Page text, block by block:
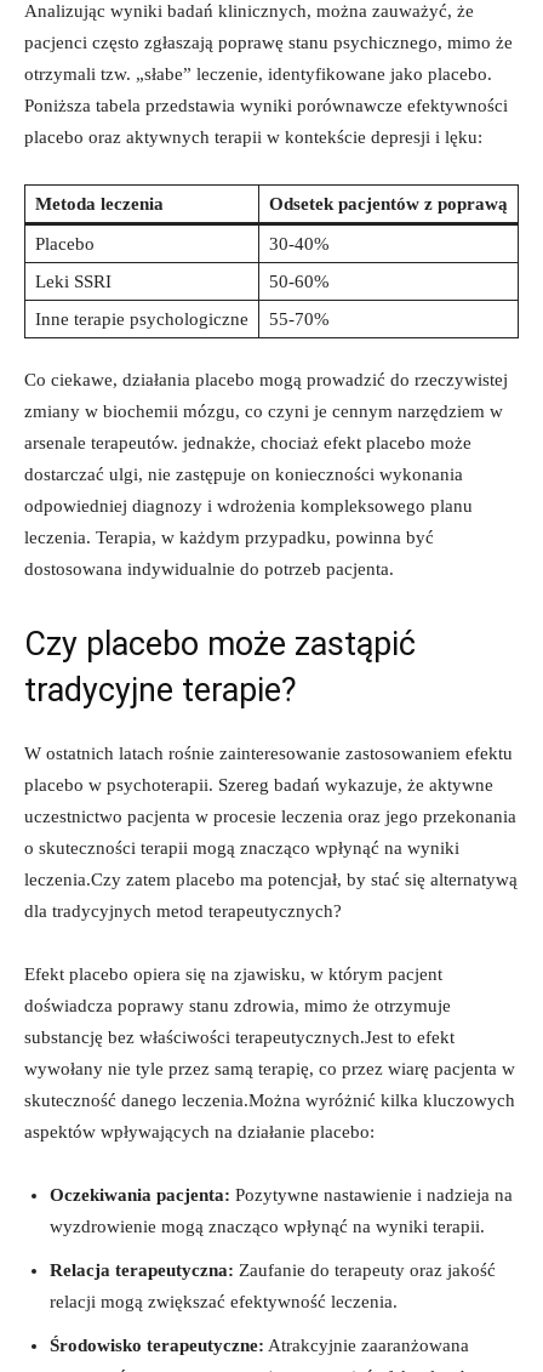
Analizując wyniki badań klinicznych, można zauważyć, że
pacjenci często zgłaszają poprawę stanu psychicznego, mimo że
otrzymali tzw. „słabe” leczenie, identyfikowane jako placebo.
Poniższa tabela przedstawia wyniki porównawcze efektywności
placebo oraz aktywnych terapii w kontekście depresji i lęku:
Metoda leczenia Odsetek pacjentów z poprawą
Placebo
30-40%
Leki SSRI
50-60%
Inne terapie psychologiczne
55-70%
Co ciekawe, działania placebo mogą prowadzić do rzeczywistej
zmiany w biochemii mózgu, co czyni je cennym narzędziem w
arsenale terapeutów. jednakże, chociaż efekt placebo może
dostarczać ulgi, nie zastępuje on konieczności wykonania
odpowiedniej diagnozy i wdrożenia kompleksowego planu
leczenia. Terapia, w każdym przypadku, powinna być
dostosowana indywidualnie do potrzeb pacjenta.
Czy placebo może zastąpić
tradycyjne terapie?
W ostatnich latach rośnie zainteresowanie zastosowaniem efektu
placebo w psychoterapii. Szereg badań wykazuje, że aktywne
uczestnictwo pacjenta w procesie leczenia oraz jego przekonania
o skuteczności terapii mogą znacząco wpłynąć na wyniki
leczenia.Czy zatem placebo ma potencjał, by stać się alternatywą
dla tradycyjnych metod terapeutycznych?
Efekt placebo opiera się na zjawisku, w którym pacjent
doświadcza poprawy stanu zdrowia, mimo że otrzymuje
substancję bez właściwości terapeutycznych.Jest to efekt
wywołany nie tyle przez samą terapię, co przez wiarę pacjenta w
skuteczność danego leczenia.Można wyróżnić kilka kluczowych
aspektów wpływających na działanie placebo:
Oczekiwania pacjenta: Pozytywne nastawienie i nadzieja na
wyzdrowienie mogą znacząco wpłynąć na wyniki terapii.
Relacja terapeutyczna: Zaufanie do terapeuty oraz jakość
relacji mogą zwiększać efektywność leczenia.
Środowisko terapeutyczne: Atrakcyjnie zaaranżowana